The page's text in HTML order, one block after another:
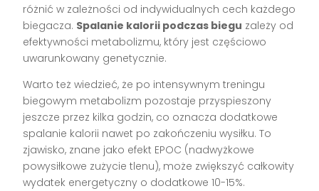
różnić w zależności od indywidualnych cech każdego
biegacza. Spalanie kalorii podczas biegu zależy od
efektywności metabolizmu, który jest częściowo
uwarunkowany genetycznie.
Warto też wiedzieć, że po intensywnym treningu
biegowym metabolizm pozostaje przyspieszony
jeszcze przez kilka godzin, co oznacza dodatkowe
spalanie kalorii nawet po zakończeniu wysiłku. To
zjawisko, znane jako efekt EPOC (nadwyżkowe
powysiłkowe zużycie tlenu), może zwiększyć całkowity
wydatek energetyczny o dodatkowe 10-15%.